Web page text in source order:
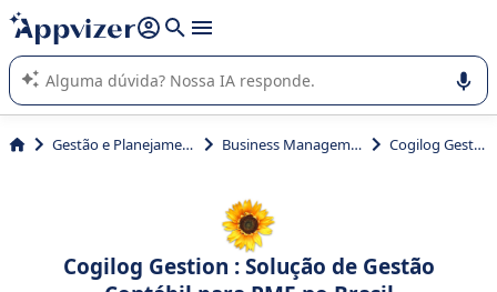
de nossa IA (várias linhas com
A IA do Appvizer o orienta no uso ou na seleção de software
SaaS para sua empresa.
Gestão e Planejamento Business Management Cogilog Gestion
Cogilog Gestion : Solução de Gestão